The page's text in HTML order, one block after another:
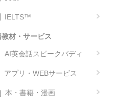
IELTS™
材・サービス
AI英会話スピークバディ
アプリ・WEBサービス
本・書籍・漫画